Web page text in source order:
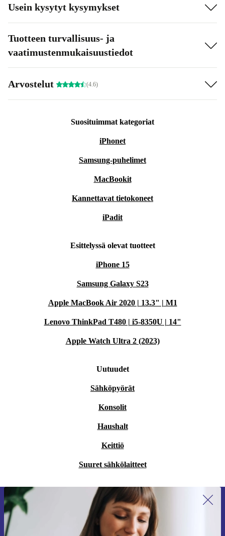
Usein kysytyt kysymykset
Tuotteen turvallisuus- ja
vaatimustenmukaisuustiedot
Arvostelut (4.6)
Suosituimmat kategoriat
iPhonet
Samsung-puhelimet
MacBookit
Kannettavat tietokoneet
iPadit
Esittelyssä olevat tuotteet
iPhone 15
Samsung Galaxy S23
Apple MacBook Air 2020 | 13.3" | M1
Lenovo ThinkPad T480 | i5-8350U | 14"
Apple Watch Ultra 2 (2023)
Uutuudet
Sähköpyörät
Konsolit
Haushalt
Keittiö
Suuret sähkölaitteet
Liity ensimmäistä kertaa uutiskirjeen
tilaajaksi ja säästä 15 €!
Älä missaa enää yhtäkään tarjousta.